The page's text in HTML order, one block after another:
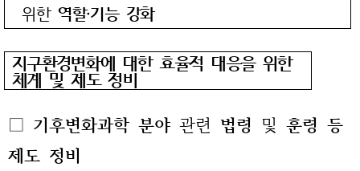
위한 역할‧기능 강화
지구환경변화에 대한 효율적 대응을 위한
체계 및 제도 정비
□ 기후변화과학 분야 관련 법령 및 훈령 등
제도 정비